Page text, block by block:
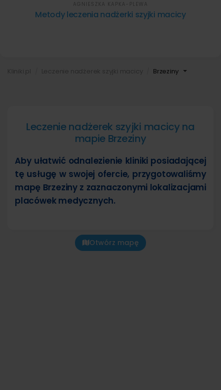
Brzeziny
Metody leczenia nadżerki szyjki macicy
AGNIESZKA KAPKA-PLEWA
Leczenie nadżerek szyjki macicy na
mapie Brzeziny
Aby ułatwić odnalezienie kliniki posiadającej
tę usługę w swojej ofercie, przygotowaliśmy
mapę Brzeziny z zaznaczonymi lokalizacjami
placówek medycznych.
Otwórz mapę